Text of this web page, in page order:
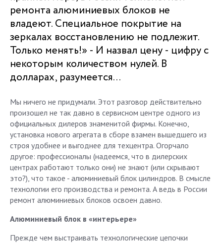
ремонта алюминиевых блоков не
владеют. Специальное покрытие на
зеркалах восстановлению не подлежит.
Только менять!» - И назвал цену - цифру с
некоторым количеством нулей. В
долларах, разумеется...
Мы ничего не придумали. Этот разговор действительно
произошел не так давно в сервисном центре одного из
официальных дилеров знаменитой фирмы. Конечно,
установка нового агрегата в сборе взамен вышедшего из
строя удобнее и выгоднее для техцентра. Огорчало
другое: профессионалы (надеемся, что в дилерских
центрах работают только они) не знают (или скрывают
это?), что такое - алюминиевый блок цилиндров. В смысле
технологии его производства и ремонта. А ведь в России
ремонт алюминиевых блоков освоен давно.
Алюминиевый блок в «интерьере»
Прежде чем выстраивать технологические цепочки